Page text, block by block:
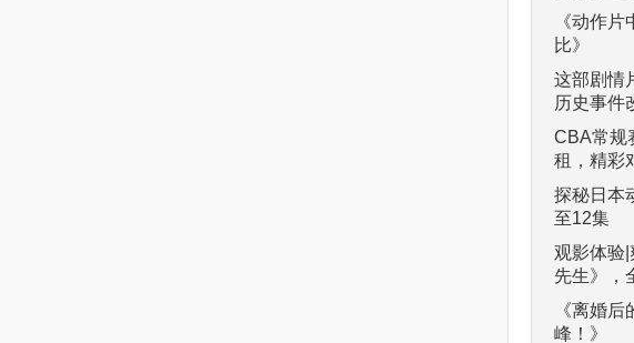
《动作
比》
这部剧情
历史事件
CBA常规
租，精彩
探秘日本
至12集
观影体验
先生》，
《离婚
峰！》